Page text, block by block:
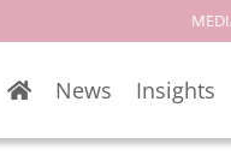
News Insights